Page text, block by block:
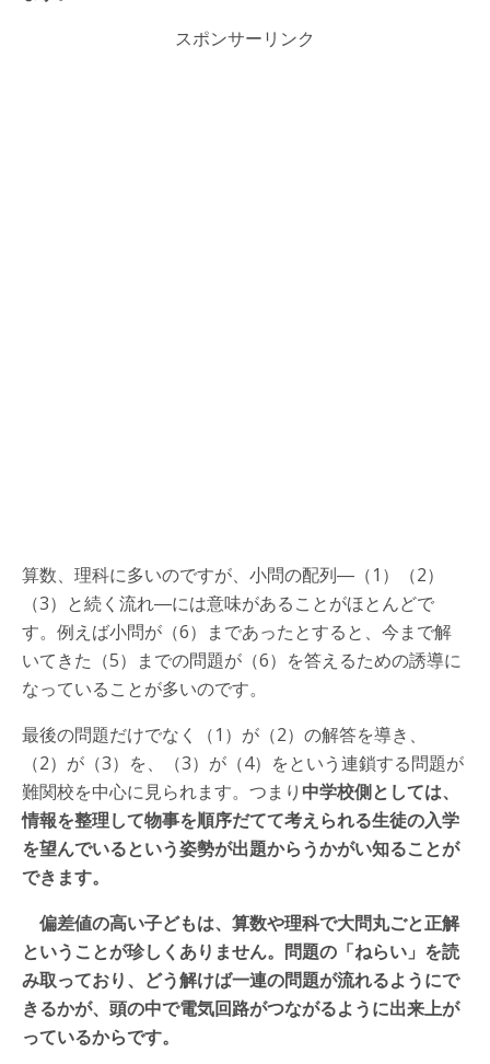
スポンサーリンク
算数、理科に多いのですが、小問の配列―（1）（2）
（3）と続く流れ―には意味があることがほとんどで
す。例えば小問が（6）まであったとすると、今まで解
いてきた（5）までの問題が（6）を答えるための誘導に
なっていることが多いのです。
最後の問題だけでなく（1）が（2）の解答を導き、
（2）が（3）を、（3）が（4）をという連鎖する問題が
難関校を中心に見られます。つまり 中学校側としては、
情報を整理して物事を順序だてて考えられる生徒の入学
を望んでいるという姿勢が出題からうかがい知ることが
できます。
偏差値の高い子どもは、算数や理科で大問丸ごと正解
ということが珍しくありません。問題の「ねらい」を読
み取っており、どう解けば一連の問題が流れるようにで
きるかが、頭の中で電気回路がつながるように出来上が
っているからです。